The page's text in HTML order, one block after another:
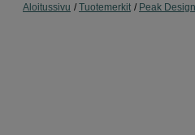
Aloitussivu Tuotemerkit Peak Design